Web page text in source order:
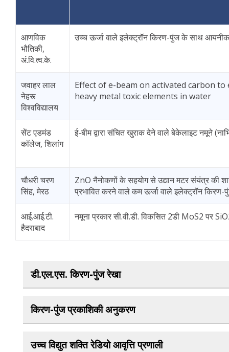
आणविक
भौतिकी,
अं.वि.त्व.के.
उच्च ऊर्जा वाले इलेक्ट्रॉन किरण-पुंज के साथ
जवाहर लाल
नेहरू
विश्वविद्यालय
Effect of e-beam on activated carbon
heavy metal toxic elements in water
सेंट एडमंड
कॉलेज, शिलांग
ई-बीम द्वारा संचित खुराक देने वाले बेकेलाइट नमूने
चौधरी चरण
सिंह, मेरठ
ZnO नैनोकणों के सहयोग से उद्यान मटर संयंत्र की
प्रभावित करने वाले कम ऊर्जा वाले इलेक्ट्रॉन
आई.आई.टी.
हैदराबाद
नमूना प्रकार सी.वी.डी. विकसित 2डी MoS2 पर
डी.एल.एस. किरण-पुंज रेखा
किरण-पुंज प्रकाशिकी अनुकरण
उच्च विद्युत शक्ति रेडियो आवृत्ति प्रणाली